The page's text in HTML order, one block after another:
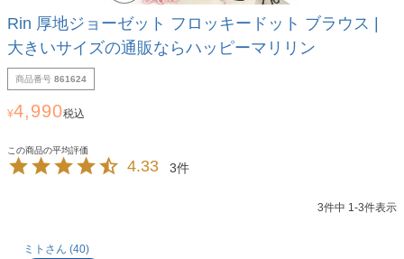
Rin 厚地ジョーゼット フロッキードット ブラウス |
大きいサイズの通販ならハッピーマリリン
商品番号 861624
¥4,990税込
4.33 3
3件中 1-3件表示
ミト 40